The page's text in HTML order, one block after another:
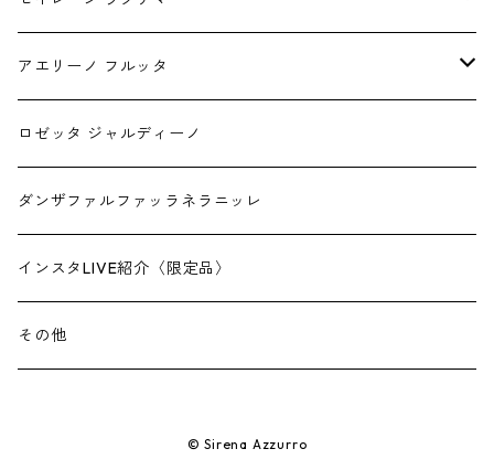
2月
3月
4月
5月
6月
ピアス
チャーム
アエリーノ フルッタ
1.5mm幅
2.0mm幅
ロゼッタ ジャルディーノ
ダンザファルファッラネラニッレ
インスタLIVE紹介〈限定品〉
その他
© Sirena Azzurro